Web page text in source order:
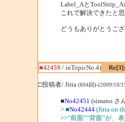
Label_Aと
これで解決できたと思
どうもありがとうご
■42459 / inTopicNo.4)
□投稿者/ Jitta (604回)-(2009/10/
■No42451 (simano さ
> ■No42444(Jitta on
>>“前面”“背面”が、